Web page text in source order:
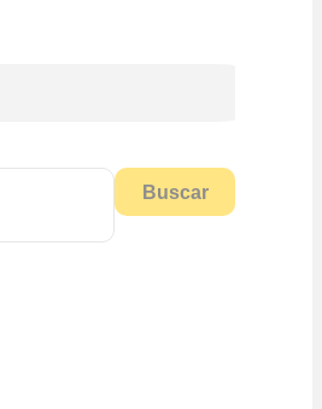
Buscar